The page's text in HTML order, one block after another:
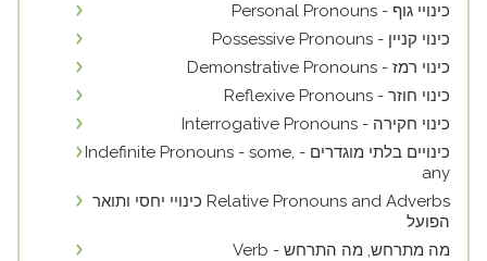
כינויי גוף - Personal Pronouns
כינוי קניין - Possessive Pronouns
כינוי רמז - Demonstrative Pronouns
כינוי חוזר - Reflexive Pronouns
כינוי חקירה - Interrogative Pronouns
כינויים בלתי מוגדרים - Indefinite Pronouns - some,
any
Relative Pronouns and Adverbs כינויי יחסי ותואר
הפועל
מה מתרחש, מה התרחש - Verb